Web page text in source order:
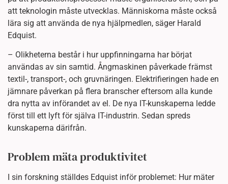
att teknologin måste utvecklas. Människorna måste också
lära sig att använda de nya hjälpmedlen, säger Harald
Edquist.
– Olikheterna består i hur uppfinningarna har börjat
användas av sin samtid. Ångmaskinen påverkade främst
textil-, transport-, och gruvnäringen. Elektrifieringen hade en
jämnare påverkan på flera branscher eftersom alla kunde
dra nytta av införandet av el. De nya IT-kunskaperna ledde
först till ett lyft för själva IT-industrin. Sedan spreds
kunskaperna därifrån.
Problem mäta produktivitet
I sin forskning ställdes Edquist inför problemet: Hur mäter